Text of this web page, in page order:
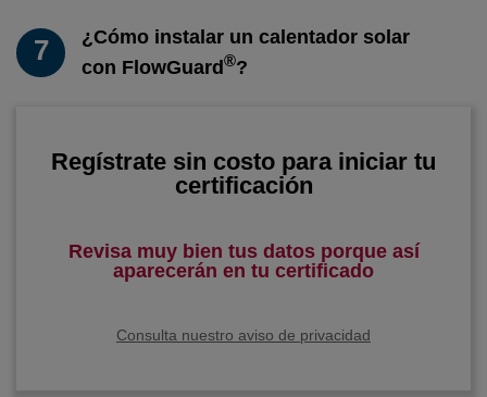
7
¿Cómo instalar un calentador solar
con FlowGuard®?
Regístrate sin costo para iniciar tu
certificación
Revisa muy bien tus datos porque así
aparecerán en tu certificado
Consulta nuestro aviso de privacidad